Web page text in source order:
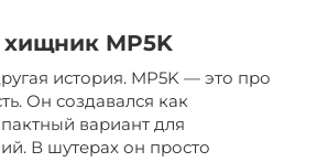
MP5K
история. MP5K — это про
Он создавался как
вариант для
В шутерах он просто